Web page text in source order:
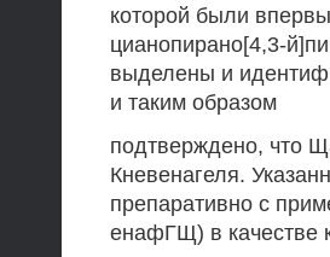
которой были
цианопирано[4,3-
выделены и
и таким образом
подтверждено, что
Кневенагеля.
препаративно с
енафГЩ) в качестве